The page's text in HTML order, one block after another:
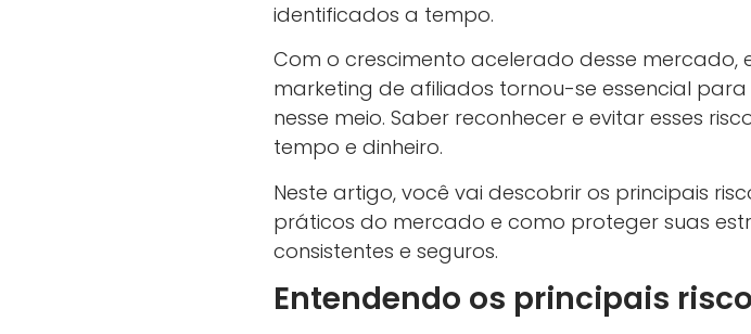
identificados a tempo.
Com o crescimento acelerado desse mercado,
marketing de afiliados tornou-se essencial
nesse meio. Saber reconhecer e evitar esses
tempo e dinheiro.
Neste artigo, você vai descobrir os principais
práticos do mercado e como proteger suas
consistentes e seguros.
Entendendo os principais